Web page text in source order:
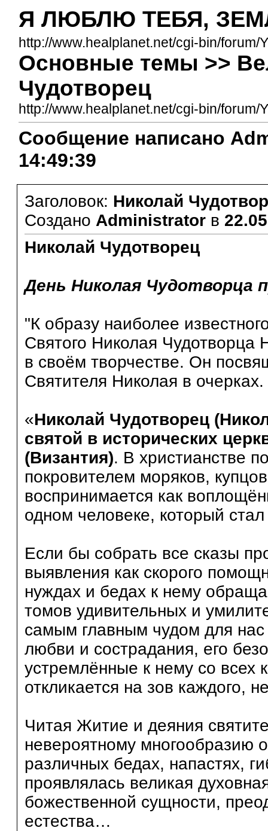
Я ЛЮБЛЮ ТЕБЯ,
http://www.healplanet.net/cgi-bin/forum/
Основные темы >>
Чудотворец
http://www.healplanet.net/cgi-bin/forum/
Сообщение написано
14:49:39
Заголовок: Николай
Создано Administratorв
Николай Чудотворец
День Николая Чудотворца
"К образу наиболее
Святого Николая Чудотворца
в своём творчестве. Он
Святителя Николая в очерках.
«Николай Чудотворец
святой в исторических
(Византия). В христианстве
покровителем моряков,
воспринимается как
одном человеке, который
Если бы собрать все сказы
выявления как скорого
нуждах и бедах к нему
томов удивительных и
самым главным чудом для нас
любви и сострадания, его
устремлённые к нему со всех
откликается на зов каждого,
Читая Житие и деяния
невероятному
различных бедах, напастях,
проявлялась великая
божественной сущности,
естества…